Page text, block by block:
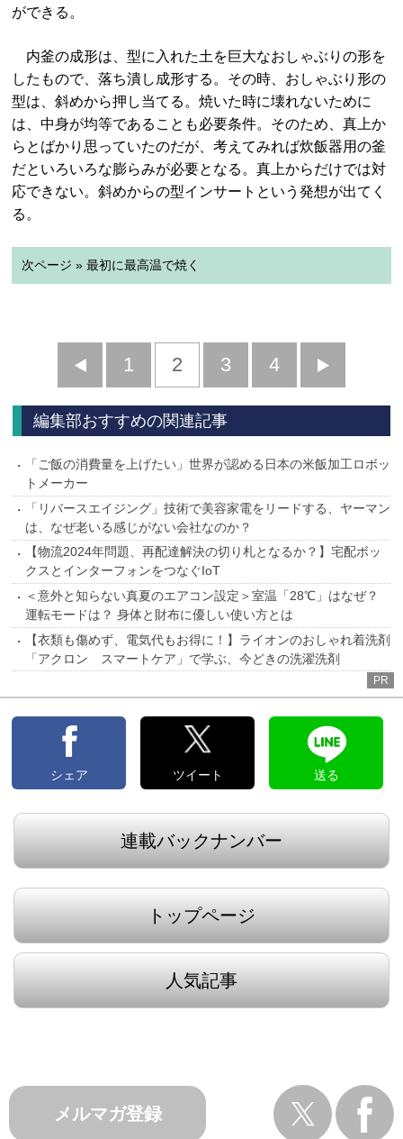
ができる。
内釜の成形は、型に入れた土を巨大なおしゃぶりの形を
したもので、落ち潰し成形する。その時、おしゃぶり形の
型は、斜めから押し当てる。焼いた時に壊れないために
は、中身が均等であることも必要条件。そのため、真上か
らとばかり思っていたのだが、考えてみれば炊飯器用の釜
だといろいろな膨らみが必要となる。真上からだけでは対
応できない。斜めからの型インサートという発想が出てく
る。
次ページ » 最初に最高温で焼く
前
へ
1 2 3 4
へ
編集部おすすめの関連記事
「ご飯の消費量を上げたい」世界が認める日本の米飯加工ロボッ
トメーカー
「リバースエイジング」技術で美容家電をリードする、ヤーマン
は、なぜ老いる感じがない会社なのか？
【物流2024年問題、再配達解決の切り札となるか？】宅配ボッ
クスとインターフォンをつなぐIoT
＜意外と知らない真夏のエアコン設定＞室温「28℃」はなぜ？
運転モードは？ 身体と財布に優しい使い方とは
【衣類も傷めず、電気代もお得に！】ライオンのおしゃれ着洗剤
「アクロン スマートケア」で学ぶ、今どきの洗濯洗剤
PR
シェア ツイート 送る
連載バックナンバー
トップページ
人気記事
メルマガ登録